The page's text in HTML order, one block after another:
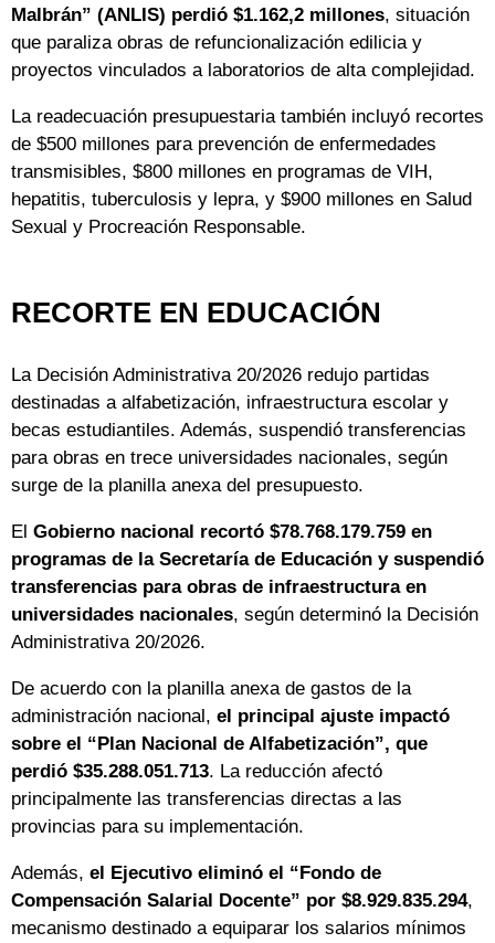
Malbrán” (ANLIS) perdió $1.162,2 millones, situación
que paraliza obras de refuncionalización edilicia y
proyectos vinculados a laboratorios de alta complejidad.
La readecuación presupuestaria también incluyó recortes
de $500 millones para prevención de enfermedades
transmisibles, $800 millones en programas de VIH,
hepatitis, tuberculosis y lepra, y $900 millones en Salud
Sexual y Procreación Responsable.
RECORTE EN EDUCACIÓN
La Decisión Administrativa 20/2026 redujo partidas
destinadas a alfabetización, infraestructura escolar y
becas estudiantiles. Además, suspendió transferencias
para obras en trece universidades nacionales, según
surge de la planilla anexa del presupuesto.
El Gobierno nacional recortó $78.768.179.759 en
programas de la Secretaría de Educación y suspendió
transferencias para obras de infraestructura en
universidades nacionales, según determinó la Decisión
Administrativa 20/2026.
De acuerdo con la planilla anexa de gastos de la
administración nacional, el principal ajuste impactó
sobre el “Plan Nacional de Alfabetización”, que
perdió $35.288.051.713. La reducción afectó
principalmente las transferencias directas a las
provincias para su implementación.
Además, el Ejecutivo eliminó el “Fondo de
Compensación Salarial Docente” por $8.929.835.294,
mecanismo destinado a equiparar los salarios mínimos